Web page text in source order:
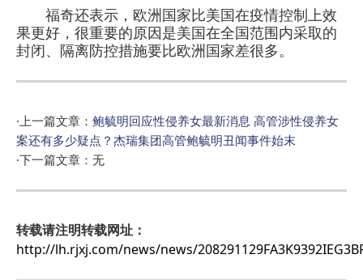
福奇还表示，欧洲国家比美国在疫情控制上效
果更好，很重要的原因是美国在全国范围内采取的
封闭、隔离防控措施要比欧洲国家差很多。
·上一篇文章： 鲍毓明回应性侵养女最新消息 高管涉性侵养女
案还有多少疑点？杰瑞集团高管鲍毓明丑闻事件始末
·下一篇文章：无
转载请注明转载网址：
http://lh.rjxj.com/news/news/